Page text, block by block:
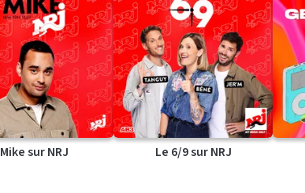
Mike sur NRJ Le 6/9 sur NRJ